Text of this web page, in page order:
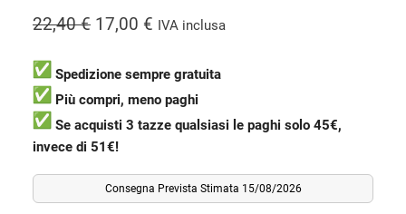
22,40€ I
p
r
e
z
z
o
17,00 €
p
r
e
z
o
IVA inclusa
Spedizione sempre gratuita
Più compri, meno paghi
Se acquisti 3 tazze qualsiasi le paghi solo 45€,
invece di 51€!
Consegna Prevista Stimata 15/08/2026